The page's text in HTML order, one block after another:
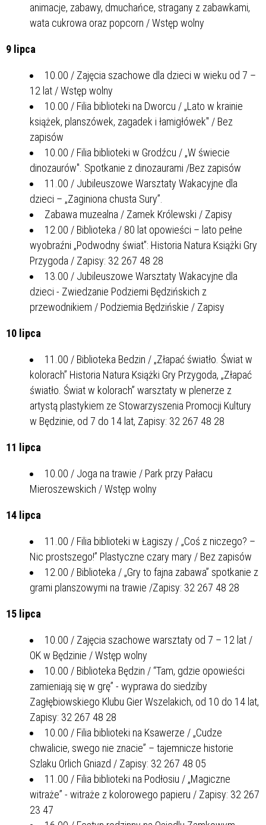
animacje, zabawy, dmuchańce, stragany z zabawkami,
wata cukrowa oraz popcorn / Wstęp wolny
9 lipca
10.00 / Zajęcia szachowe dla dzieci w wieku od 7 –
12 lat / Wstęp wolny
10.00 / Filia biblioteki na Dworcu / „Lato w krainie
książek, planszówek, zagadek i łamigłówek" / Bez
zapisów
10.00 / Filia biblioteki w Grodźcu / „W świecie
dinozaurów". Spotkanie z dinozaurami /Bez zapisów
11.00 / Jubileuszowe Warsztaty Wakacyjne dla
dzieci – „Zaginiona chusta Sury”.
Zabawa muzealna / Zamek Królewski / Zapisy
12.00 / Biblioteka / 80 lat opowieści – lato pełne
wyobraźni „Podwodny świat”: Historia Natura Książki Gry
Przygoda / Zapisy: 32 267 48 28
13.00 / Jubileuszowe Warsztaty Wakacyjne dla
dzieci - Zwiedzanie Podziemi Będzińskich z
przewodnikiem / Podziemia Będzińskie / Zapisy
10 lipca
11.00 / Biblioteka Bedzin / „Złapać światło. Świat w
kolorach” Historia Natura Książki Gry Przygoda, „Złapać
światło. Świat w kolorach” warsztaty w plenerze z
artystą plastykiem ze Stowarzyszenia Promocji Kultury
w Będzinie, od 7 do 14 lat, Zapisy: 32 267 48 28
11 lipca
10.00 / Joga na trawie / Park przy Pałacu
Mieroszewskich / Wstęp wolny
14 lipca
11.00 / Filia biblioteki w Łagiszy / „Coś z niczego? –
Nic prostszego!” Plastyczne czary mary / Bez zapisów
12.00 / Biblioteka / „Gry to fajna zabawa” spotkanie z
grami planszowymi na trawie /Zapisy: 32 267 48 28
15 lipca
10.00 / Zajęcia szachowe warsztaty od 7 – 12 lat /
OK w Będzinie / Wstęp wolny
10.00 / Biblioteka Będzin / “Tam, gdzie opowieści
zamieniają się w grę” - wyprawa do siedziby
Zagłębiowskiego Klubu Gier Wszelakich, od 10 do 14 lat,
Zapisy: 32 267 48 28
10.00 / Filia biblioteki na Ksawerze / „Cudze
chwalicie, swego nie znacie” – tajemnicze historie
Szlaku Orlich Gniazd / Zapisy: 32 267 48 05
11.00 / Filia biblioteki na Podłosiu / „Magiczne
witraże” - witraże z kolorowego papieru / Zapisy: 32 267
23 47